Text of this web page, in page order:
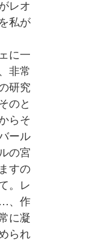
レオ
私が
に一
非常
研究
のと
らそ
ール
の宮
すの
。レ
、作
に凝
られ